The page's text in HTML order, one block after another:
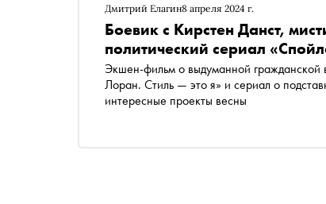
Дмитрий Елагин8 апреля 2024 г.
Боевик с Кирстен Данст,
политический сериал
Экшен-фильм о выдуманной
Лоран. Стиль — это я» и сериал о
интересные проекты весны